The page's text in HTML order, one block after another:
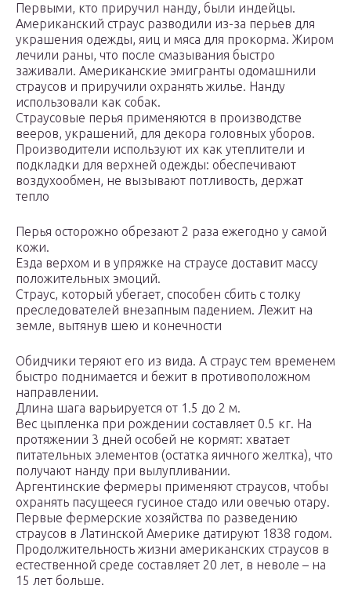
Первыми, кто приручил нанду, были индейцы.
Американский страус разводили из-за перьев для
украшения одежды, яиц и мяса для прокорма. Жиром
лечили раны, что после смазывания быстро
заживали. Американские эмигранты одомашнили
страусов и приручили охранять жилье. Нанду
использовали как собак.
Страусовые перья применяются в производстве
вееров, украшений, для декора головных уборов.
Производители используют их как утеплители и
подкладки для верхней одежды: обеспечивают
воздухообмен, не вызывают потливость, держат
тепло
Перья осторожно обрезают 2 раза ежегодно у самой
кожи.
Езда верхом и в упряжке на страусе доставит массу
положительных эмоций.
Страус, который убегает, способен сбить с толку
преследователей внезапным падением. Лежит на
земле, вытянув шею и конечности
Обидчики теряют его из вида. А страус тем временем
быстро поднимается и бежит в противоположном
направлении.
Длина шага варьируется от 1.5 до 2 м.
Вес цыпленка при рождении составляет 0.5 кг. На
протяжении 3 дней особей не кормят: хватает
питательных элементов (остатка яичного желтка), что
получают нанду при вылупливании.
Аргентинские фермеры применяют страусов, чтобы
охранять пасущееся гусиное стадо или овечью отару.
Первые фермерские хозяйства по разведению
страусов в Латинской Америке датируют 1838 годом.
Продолжительность жизни американских страусов в
естественной среде составляет 20 лет, в неволе – на
15 лет больше.